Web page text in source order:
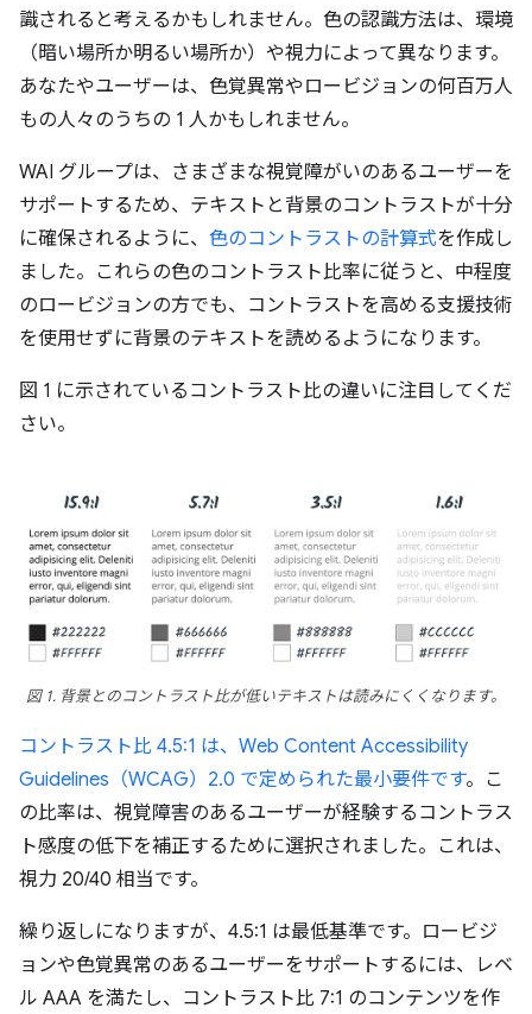
識されると考えるかもしれません。色の認識方法は、環境
（暗い場所か明るい場所か）や視力によって異なります。
あなたやユーザーは、色覚異常やロービジョンの何百万人
もの人々のうちの 1 人かもしれません。
WAI グループは、さまざまな視覚障がいのあるユーザーを
サポートするため、テキストと背景のコントラストが十分
に確保されるように、 色のコントラストの計算式を作成し
ました。これらの色のコントラスト比率に従うと、中程度
のロービジョンの方でも、コントラストを高める支援技術
を使用せずに背景のテキストを読めるようになります。
図 1 に示されているコントラスト比の違いに注目してくだ
さい。
図 1. 背景とのコントラスト比が低いテキストは読みにくくなります。
コントラスト比 4.5:1 は、Web Content Accessibility
Guidelines（WCAG）2.0 で定められた最小要件です。こ
の比率は、視覚障害のあるユーザーが経験するコントラス
ト感度の低下を補正するために選択されました。これは、
視力 20/40 相当です。
繰り返しになりますが、4.5:1 は最低基準です。ロービジ
ョンや色覚異常のあるユーザーをサポートするには、レベ
ル AAA を満たし、コントラスト比 7:1 のコンテンツを作